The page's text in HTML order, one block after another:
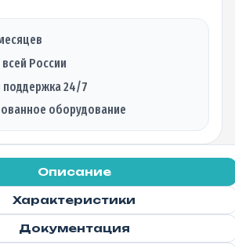
России
поддержка 24/7
оборудование
Описание
Характеристики
Документация